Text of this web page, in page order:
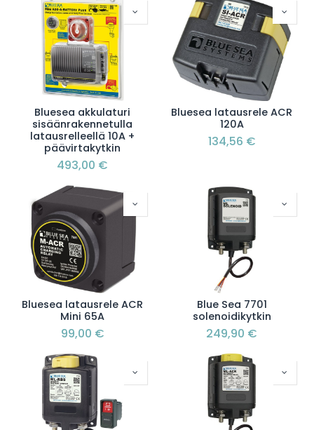
Bluesea akkulaturi
sisäänrakennetulla
latausrelleellä 10A +
päävirtakytkin
493,00 €
Bluesea latausrele ACR
120A
134,56 €
Bluesea latausrele ACR
Mini 65A
99,00 €
Blue Sea 7701
solenoidikytkin
249,90 €